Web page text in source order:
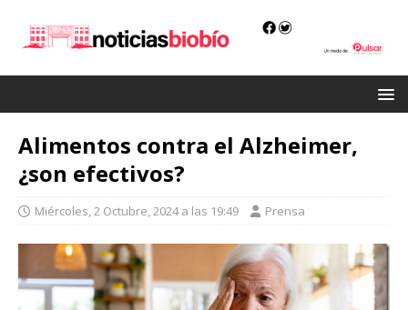
Alimentos contra el Alzheimer,
¿son efectivos?
Miércoles, 2 Octubre, 2024 a las 19:49 Prensa